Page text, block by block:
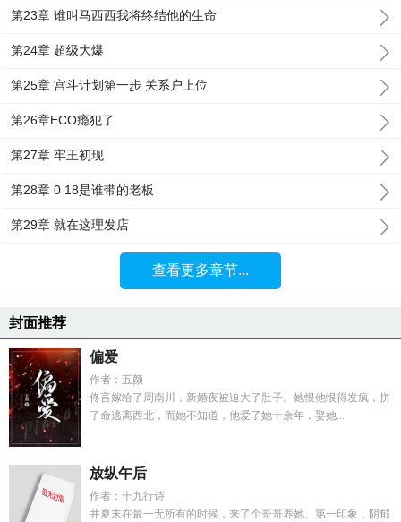
第23章 谁叫马西西我将终结他的生命
第24章 超级大爆
第25章 宫斗计划第一步 关系户上位
第26章ECO瘾犯了
第27章 牢王初现
第28章 0 18是谁带的老板
第29章 就在这理发店
查看更多章节...
封面推荐
偏爱
作者：五颜
佟言嫁给了周南川，新婚夜被迫大了肚子。她恨他恨得发疯，拼
了命逃离西北，而她不知道，他爱了她十余年，娶她...
放纵午后
作者：十九行诗
井夏末在最一无所有的时候，来了个哥哥养她。第一印象，阴郁